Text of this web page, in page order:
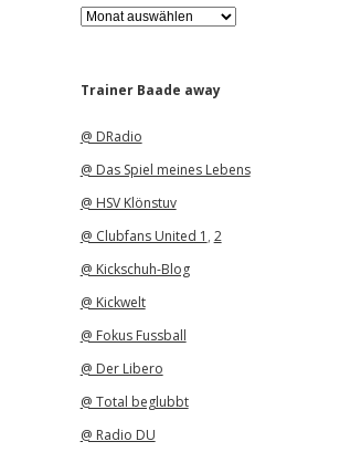
A
r
iTrainer Baade away
@ DRadio
@ Das Spiel meines Lebens
@ HSV Klönstuv
@ Clubfans United 1 , 2
@ Kickschuh-Blog
@ Kickwelt
@ Fokus Fussball
@ Der Libero
@ Total beglubbt
@ Radio DU